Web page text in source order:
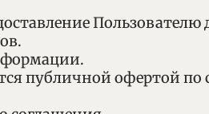
публичной офертой по